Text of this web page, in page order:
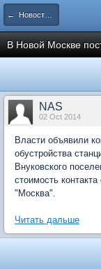
← Новости рынка недвижимости
В Новой Москве
NAS
02 Oct 2014
Власти объявили
обустройства
Внуковского
стоимость
"Москва".
Читать дальше